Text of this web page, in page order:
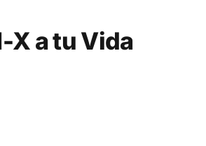
X a tu Vida